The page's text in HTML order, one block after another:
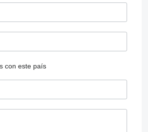
con este país